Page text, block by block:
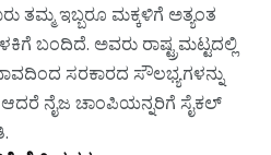
ತಮ್ಮ ಇಬ್ಬರೂ ಮಕ್ಕಳಿಗೆ ಅತ್ಯಂತ
ಬಂದಿದೆ. ಅವರು ರಾಷ್ಟ್ರಮಟ್ಟದಲ್ಲಿ
ಸರಕಾರದ ಸೌಲಭ್ಯಗಳನ್ನು
ನೈಜ ಚಾಂಪಿಯನ್ನರಿಗೆ ಸೈಕಲ್